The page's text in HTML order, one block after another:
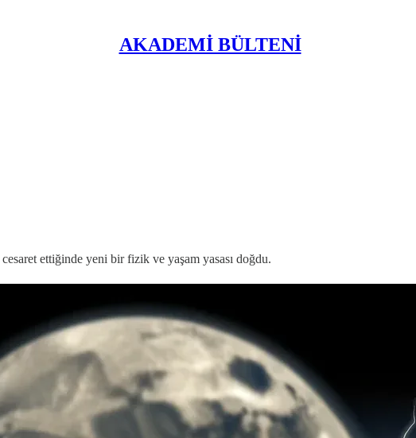
AKADEMİ BÜLTENİ
ettiğinde yeni bir fizik ve yaşam yasası doğdu.